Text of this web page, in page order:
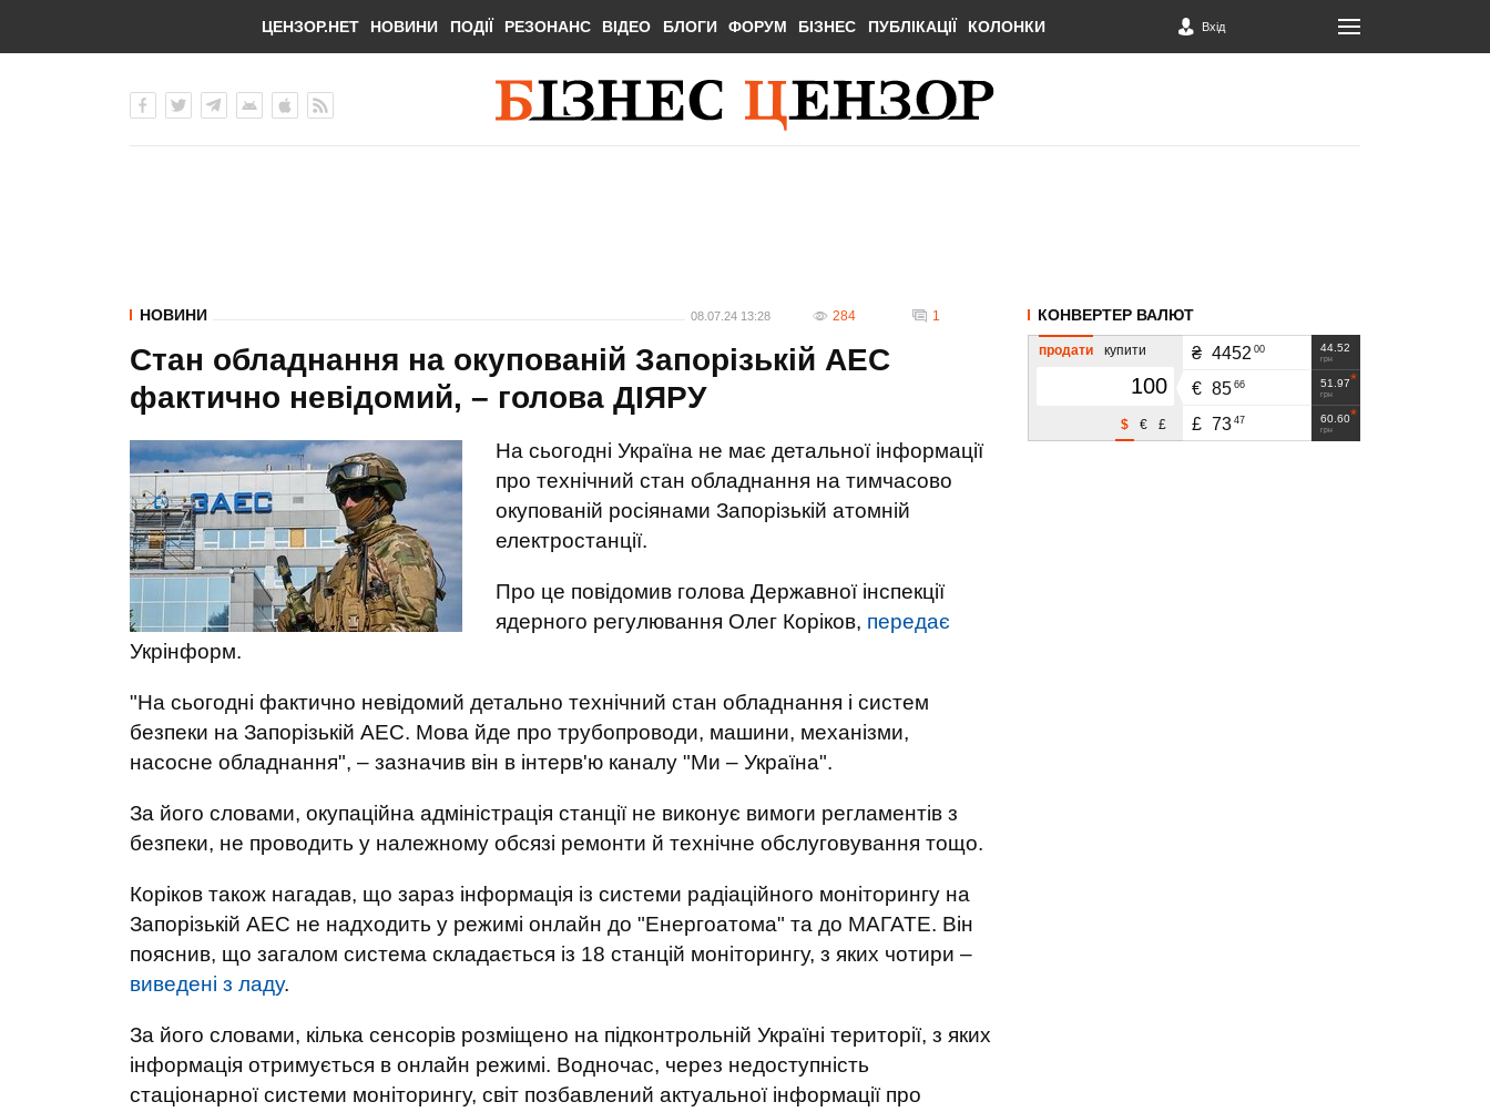
ЦЕНЗОР.НЕТ НОВИНИ ПОДІЇ РЕЗОНАНС ВІДЕО БЛОГИ ФОРУМ БІЗНЕС ПУБЛІКАЦІЇ КОЛОНКИ Вхід
НОВИНИ 08.07.24 13:28 284 1
Стан обладнання на окупованій Запорізькій АЕС
фактично невідомий, – голова ДІЯРУ
На сьогодні Україна не має детальної інформації
про технічний стан обладнання на тимчасово
окупованій росіянами Запорізькій атомній
електростанції.
Про це повідомив голова Державної інспекції
ядерного регулювання Олег Коріков, передає
Укрінформ.
"На сьогодні фактично невідомий детально технічний стан обладнання і систем
безпеки на Запорізькій АЕС. Мова йде про трубопроводи, машини, механізми,
насосне обладнання", – зазначив він в інтерв'ю каналу "Ми – Україна".
За його словами, окупаційна адміністрація станції не виконує вимоги регламентів з
безпеки, не проводить у належному обсязі ремонти й технічне обслуговування тощо.
Коріков також нагадав, що зараз інформація із системи радіаційного моніторингу на
Запорізькій АЕС не надходить у режимі онлайн до "Енергоатома" та до МАГАТЕ. Він
пояснив, що загалом система складається із 18 станцій моніторингу, з яких чотири –
виведені з ладу.
За його словами, кілька сенсорів розміщено на підконтрольній Україні території, з яких
інформація отримується в онлайн режимі. Водночас, через недоступність
стаціонарної системи моніторингу, світ позбавлений актуальної інформації про
КОНВЕРТЕР ВАЛЮТ
продати купити
£
€
$
44.52
грн
₴ 4452 00
51.97
грн
€ 85 66
60.60
грн
£ 73 47